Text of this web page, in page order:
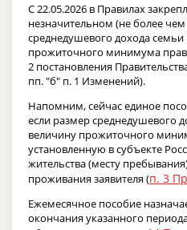
С 22.05.2026 в Правилах
незначительном (не более
среднедушевого дохода
прожиточного минимума
2 постановления
пп. "б" п. 1 Изменений).
Напомним, сейчас единое
если размер среднедушевого
величину прожиточного
установленную в субъекте
жительства (месту
проживания заявителя (п. 3
Ежемесячное пособие
окончания указанного